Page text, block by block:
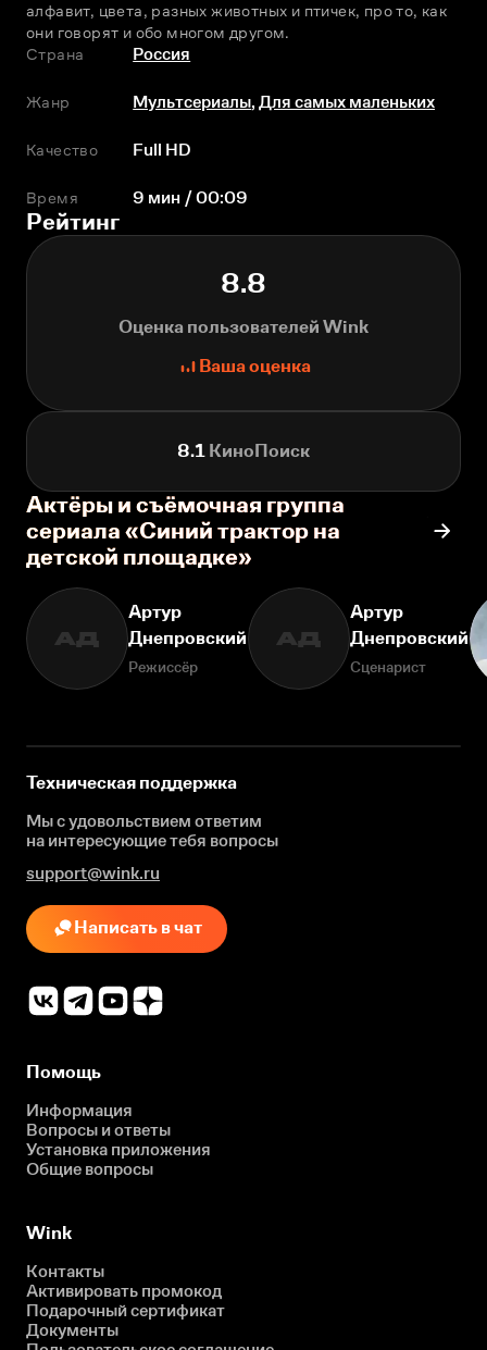
алфавит, цвета, разных животных и птичек, про то, как
они говорят и обо многом другом.
Страна
Россия
Жанр Мультсериалы,Для самых маленьких
Качество Full HD
Время 9 мин / 00:09
Рейтинг
8.8
Оценка пользователей Wink
Ваша оценка
8.1 КиноПоиск
Актёры и съёмочная группа
сериала «Синий трактор на
детской площадке»
АД
Артур
Днепровский
Режиссёр
АД
Артур
Днепровский
Сценарист
Техническая поддержка
Мы с удовольствием ответим
на интересующиетебя вопросы
support@wink.ru
Написать в чат
Помощь
Информация
Вопросы и ответы
Установка приложения
Общие вопросы
Wink
Контакты
Активировать промокод
Подарочный сертификат
Документы